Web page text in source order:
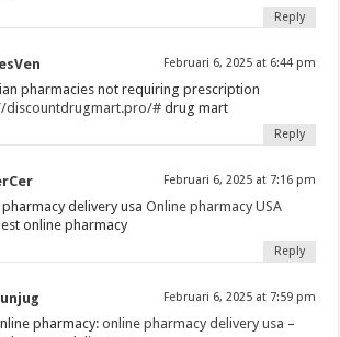
Reply
Februari 6, 2025 at 6:44 pm
pharmacies not requiring prescription
discountdrugmart.pro/# drug mart
Reply
Februari 6, 2025 at 7:16 pm
delivery usaOnline pharmacy USA
online pharmacy
Reply
Februari 6, 2025 at 7:59 pm
pharmacy:online pharmacy delivery usa –